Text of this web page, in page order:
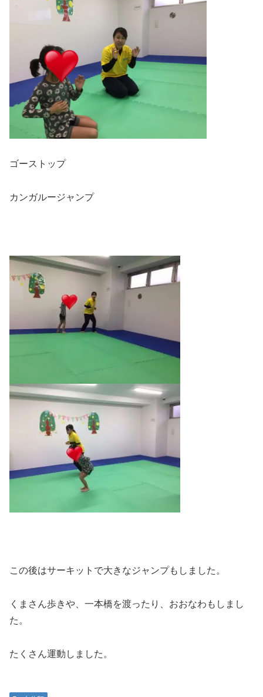
ゴーストップ
カンガルージャンプ
この後はサーキットで大きなジャンプもしました。
くまさん歩きや、一本橋を渡ったり、おおなわもしまし
た。
たくさん運動しました。